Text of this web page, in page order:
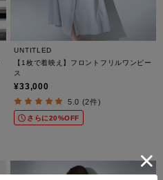
UNTITLED
【1枚で着映え】フロントフリルワンピー
ス
¥33,000
5.0 (2件)
さらに20%OFF